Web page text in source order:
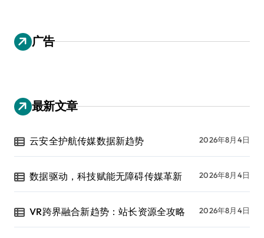
广告
最新文章
云安全护航传媒数据新趋势 2026年8月4日
数据驱动，科技赋能无障碍传媒革新 2026年8月4日
VR跨界融合新趋势：站长资源全攻略 2026年8月4日